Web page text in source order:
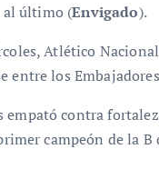
al último (Envigado).
Atlético
entre los
contra
campeón de la B